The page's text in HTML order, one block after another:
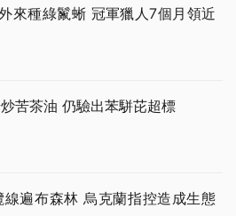
來種綠鬣蜥 冠軍獵人7個月領近
苦茶油 仍驗出苯駢芘超標
遍布森林 烏克蘭指控造成生態